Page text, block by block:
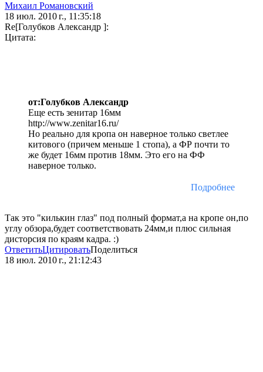
Михаил Романовский
18 июл. 2010 г., 11:35:18
Re[Голубков Александр ]:
Цитата:
от:Голубков Александр
Еще есть зенитар 16мм
http://www.zenitar16.ru/
Но реально для кропа он наверное только светлее
китового (причем меньше 1 стопа), а ФР почти то
же будет 16мм против 18мм. Это его на ФФ
наверное только.
Подробнее
Так это "килькин глаз" под полный формат,а на кропе он,по
углу обзора,будет соответствовать 24мм,и плюс сильная
дисторсия по краям кадра. :)
ОтветитьЦитироватьПоделиться
18 июл. 2010 г., 21:12:43